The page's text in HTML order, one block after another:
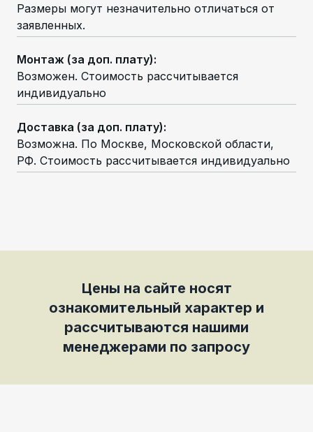
Размеры могут незначительно отличаться от
заявленных.
Монтаж (за доп. плату):
Возможен. Стоимость рассчитывается
индивидуально
Доставка (за доп. плату):
Возможна. По Москве, Московской области,
РФ. Стоимость рассчитывается индивидуально
Цены на сайте носят
ознакомительный характер и
рассчитываются нашими
менеджерами по запросу